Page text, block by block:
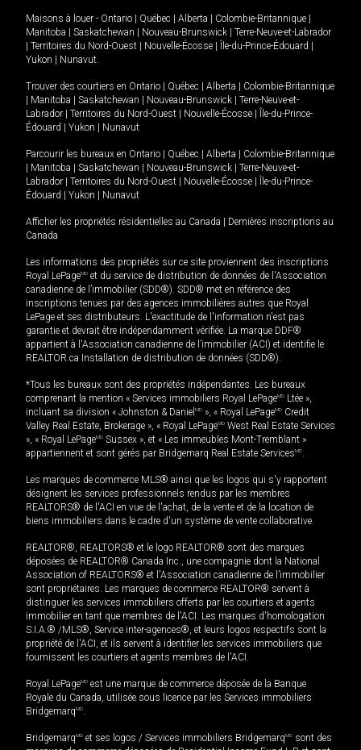
Maisons à louer - Ontario Québec Alberta Colombie-Britannique
Manitoba
Saskatchewan Nouveau-Brunswick
Terre-Neuve-et-Labrador
Territoires du Nord-Ouest Nouvelle-Écosse Île-du-Prince-Édouard
Yukon
Nunavut.
Trouver des courtiers en Ontario Québec Alberta
Colombie-Britannique
Manitoba Saskatchewan Nouveau-Brunswick
Terre-Neuve-et-
Labrador
Territoires du Nord-Ouest Nouvelle-Écosse
Île-du-Prince-
Édouard
Yukon Nunavut
Parcourir les bureaux en Ontario Québec Alberta
Colombie-Britannique
Manitoba Saskatchewan Nouveau-Brunswick
Terre-Neuve-et-
Labrador
Territoires du Nord-Ouest Nouvelle-Écosse
Île-du-Prince-
Édouard
Yukon Nunavut
Afficher les propriétés résidentielles au Canada
Dernières inscriptions au
Canada
Les informations des propriétés sur ce site proviennent des inscriptions
Royal LePageMD et du service de distribution de données de l'Association
canadienne de l’immobilier (SDD®). SDD® met en référence des
inscriptions tenues par des agences immobilières autres que Royal
LePage et ses distributeurs. L'exactitude de l'information n'est pas
garantie et devrait être indépendamment vérifiée. La marque DDF®
appartient à l'Association canadienne de l’immobilier (ACI) et identifie le
REALTOR.ca Installation de distribution de données (SDD®).
*Tous les bureaux sont des propriétés indépendantes. Les bureaux
comprenant la mention « Services immobiliers Royal LePageMD Ltée »,
incluant sa division « Johnston & Daniel MD », « Royal LePageMD Credit
Valley Real Estate, Brokerage », « Royal LePageMD West Real Estate Services
», « Royal LePageMD Sussex », et « Les immeubles Mont-Tremblant »
appartiennent et sont gérés par Bridgemarq Real Estate ServicesMD.
Les marques de commerce MLS® ainsi que les logos qui s'y rapportent
désignent les services professionnels rendus par les membres
REALTORS® de l'ACI en vue de l'achat, de la vente et de la location de
biens immobiliers dans le cadre d'un système de vente collaborative.
REALTOR®, REALTORS® et le logo REALTOR® sont des marques
déposées de REALTOR® Canada Inc., une compagnie dont la National
Association of REALTORS® et l'Association canadienne de l’immobilier
sont propriétaires. Les marques de commerce REALTOR® servent à
distinguer les services immobiliers offerts par les courtiers et agents
immobilier en tant que membres de l'ACI. Les marques d'homologation
S.I.A.® /MLS®, Service inter-agences®, et leurs logos respectifs sont la
propriété de l'ACI, et ils servent à identifier les services immobiliers que
fournissent les courtiers et agents membres de l'ACI.
Royal LePageMD est une marque de commerce déposée de la Banque
Royale du Canada, utilisée sous licence par les Services immobiliers
BridgemarqMD.
BridgemarqMD et ses logos / Services immobiliers BridgemarqMD sont des